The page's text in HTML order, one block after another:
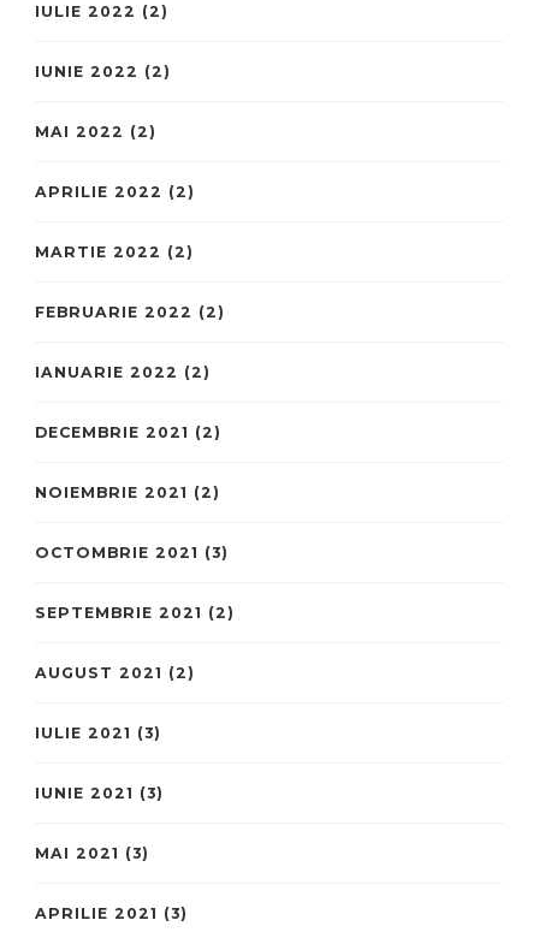
IULIE 2022 (2)
IUNIE 2022 (2)
MAI 2022 (2)
APRILIE 2022 (2)
MARTIE 2022 (2)
FEBRUARIE 2022 (2)
IANUARIE 2022 (2)
DECEMBRIE 2021 (2)
NOIEMBRIE 2021 (2)
OCTOMBRIE 2021 (3)
SEPTEMBRIE 2021 (2)
AUGUST 2021 (2)
IULIE 2021 (3)
IUNIE 2021 (3)
MAI 2021 (3)
APRILIE 2021 (3)